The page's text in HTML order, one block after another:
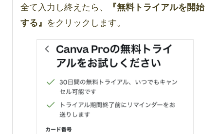
全て入力し終えたら、
『無料トライアルを開始
する』 をクリックします。